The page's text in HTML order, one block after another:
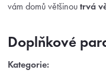
vám domů většinou trvá
Doplňkové
Kategorie: